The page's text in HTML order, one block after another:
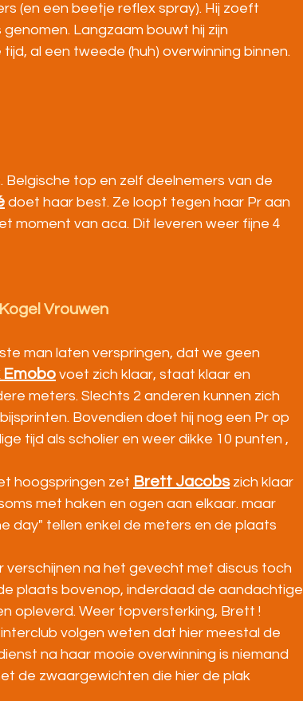
(en een beetje reflex spray). Hij zoeft
Langzaam bouwt hij zijn
al een tweede (huh) overwinning binnen.
top en zelf deelnemers van de
doet haar best. Ze loopt tegen haar Pr aan
moment van aca. Dit leveren weer fijne 4
Vrouwen
man laten verspringen, dat we geen
Emobo voet zich klaar, staat klaar en
meters. Slechts 2 anderen kunnen zich
Bovendien doet hij nog een Pr op
tijd als scholier en weer dikke 10 punten ,
hoogspringen zet Brett Jacobs zich klaar
met haken en ogen aan elkaar. maar
day" tellen enkel de meters en de plaats
na het gevecht met discus toch
plaats bovenop, inderdaad de aandachtige
opleverd. Weer topversterking, Brett !
volgen weten dat hier meestal de
na haar mooie overwinning is niemand
de zwaargewichten die hier de plak